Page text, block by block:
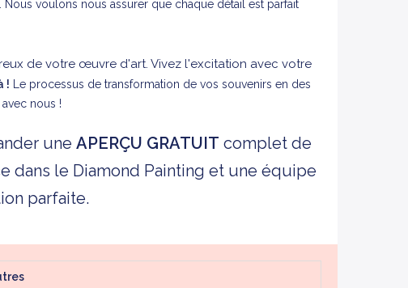
voulons nous assurer que chaque détail est parfait
de votre œuvre d'art. Vivez l'excitation avec votre
! Le processus de transformation de vos souvenirs en des
nous !
une APERÇU GRATUIT complet de
dans le Diamond Painting et une équipe
parfaite.